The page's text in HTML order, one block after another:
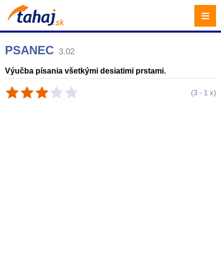
PSANEC 3.02
Výučba písania všetkými desiatimi prstami.
(3 - 1 x)
≡